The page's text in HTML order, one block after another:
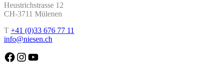
Heustrichstrasse 12
CH-3711 Mülenen
T +41 (0)33 676 77 11
info@niesen.ch
Die Niesenbahn auf Facebook Die Niesenbahn auf Instagram Die Niesenbahn auf YouTube